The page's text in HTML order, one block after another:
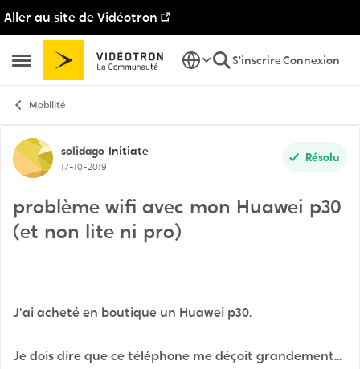
Aller au site de Vidéotron
Ouvrir Menu Latéral
Passer au contenu
S'inscrireConnexion
Mobilité
Discussion de forum
solidago Initiate
17-10-2019
Résolu
problème wifi avec mon Huawei p30
(et non lite ni pro)
J'ai acheté en boutique un Huawei p30.
Je dois dire que ce téléphone me déçoit grandement...